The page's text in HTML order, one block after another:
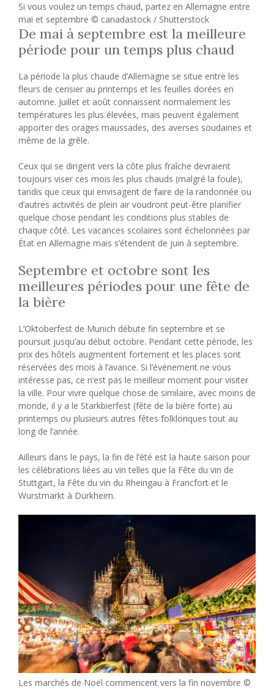
Si vous voulez un temps chaud, partez en Allemagne entre
mai et septembre © canadastock / Shutterstock
De mai à septembre est la meilleure
période pour un temps plus chaud
La période la plus chaude d’Allemagne se situe entre les
fleurs de cerisier au printemps et les feuilles dorées en
automne. Juillet et août connaissent normalement les
températures les plus élevées, mais peuvent également
apporter des orages maussades, des averses soudaines et
même de la grêle.
Ceux qui se dirigent vers la côte plus fraîche devraient
toujours viser ces mois les plus chauds (malgré la foule),
tandis que ceux qui envisagent de faire de la randonnée ou
d’autres activités de plein air voudront peut-être planifier
quelque chose pendant les conditions plus stables de
chaque côté. Les vacances scolaires sont échelonnées par
État en Allemagne mais s’étendent de juin à septembre.
Septembre et octobre sont les
meilleures périodes pour une fête de
la bière
L’Oktoberfest de Munich débute fin septembre et se
poursuit jusqu’au début octobre. Pendant cette période, les
prix des hôtels augmentent fortement et les places sont
réservées des mois à l’avance. Si l’événement ne vous
intéresse pas, ce n’est pas le meilleur moment pour visiter
la ville. Pour vivre quelque chose de similaire, avec moins de
monde, il y a le Starkbierfest (fête de la bière forte) au
printemps ou plusieurs autres fêtes folkloriques tout au
long de l’année.
Ailleurs dans le pays, la fin de l’été est la haute saison pour
les célébrations liées au vin telles que la Fête du vin de
Stuttgart, la Fête du vin du Rheingau à Francfort et le
Wurstmarkt à Dürkheim.
Les marchés de Noël commencent vers la fin novembre ©